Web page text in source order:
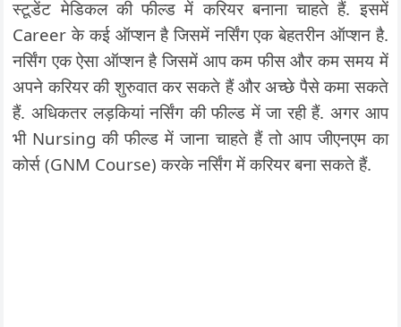
स्टूडेंट मेडिकल की फील्ड में करियर बनाना चाहते हैं. इसमें
Career के कई ऑप्शन है जिसमें नर्सिंग एक बेहतरीन ऑप्शन है.
नर्सिंग एक ऐसा ऑप्शन है जिसमें आप कम फीस और कम समय में
अपने करियर की शुरुवात कर सकते हैं और अच्छे पैसे कमा सकते
हैं. अधिकतर लड़कियां नर्सिंग की फील्ड में जा रही हैं. अगर आप
भी Nursing की फील्ड में जाना चाहते हैं तो आप जीएनएम का
कोर्स (GNM Course) करके नर्सिंग में करियर बना सकते हैं.